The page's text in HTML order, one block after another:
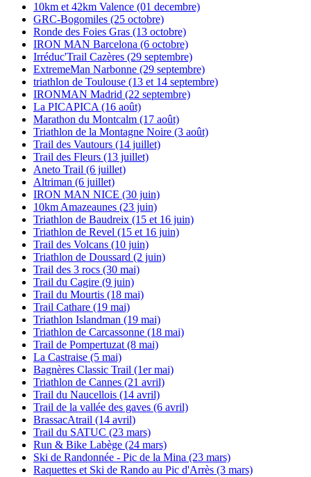
10km et 42km Valence (01 decembre)
GRC-Bogomiles (25 octobre)
Ronde des Foies Gras (13 octobre)
IRON MAN Barcelona (6 octobre)
Irréduc'Trail Cazères (29 septembre)
ExtremeMan Narbonne (29 septembre)
triathlon de Toulouse (13 et 14 septembre)
IRONMAN Madrid (22 septembre)
La PICAPICA (16 août)
Marathon du Montcalm (17 août)
Triathlon de la Montagne Noire (3 août)
Trail des Vautours (14 juillet)
Trail des Fleurs (13 juillet)
Aneto Trail (6 juillet)
Altriman (6 juillet)
IRON MAN NICE (30 juin)
10km Amazeaunes (23 juin)
Triathlon de Baudreix (15 et 16 juin)
Triathlon de Revel (15 et 16 juin)
Trail des Volcans (10 juin)
Triathlon de Doussard (2 juin)
Trail des 3 rocs (30 mai)
Trail du Cagire (9 juin)
Trail du Mourtis (18 mai)
Trail Cathare (19 mai)
Triathlon Islandman (19 mai)
Triathlon de Carcassonne (18 mai)
Trail de Pompertuzat (8 mai)
La Castraise (5 mai)
Bagnères Classic Trail (1er mai)
Triathlon de Cannes (21 avril)
Trail du Naucellois (14 avril)
Trail de la vallée des gaves (6 avril)
BrassacAtrail (14 avril)
Trail du SATUC (23 mars)
Run & Bike Labège (24 mars)
Ski de Randonnée - Pic de la Mina (23 mars)
Raquettes et Ski de Rando au Pic d'Arrès (3 mars)